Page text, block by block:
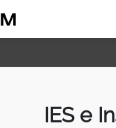
IES e